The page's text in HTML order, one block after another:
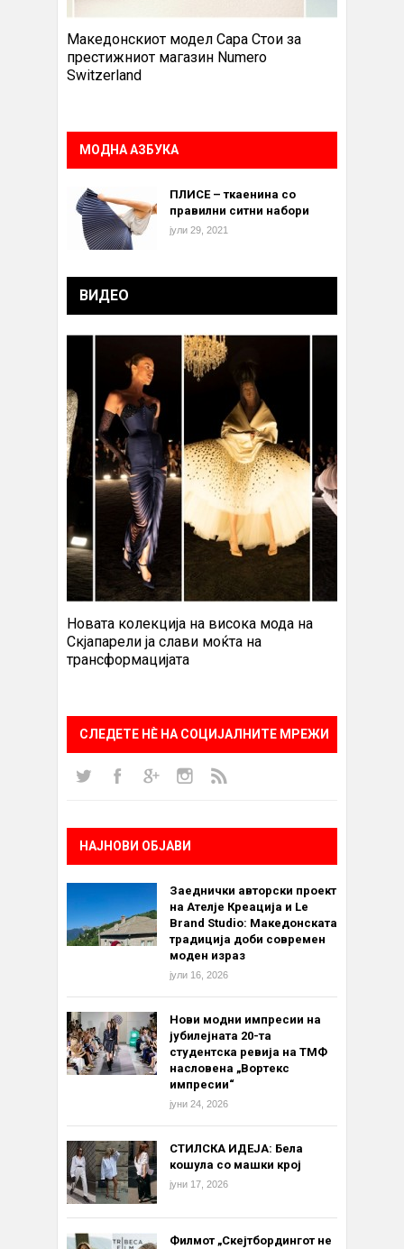
Македонскиот модел Сара Стои за
престижниот магазин Numero
Switzerland
МОДНА АЗБУКА
ПЛИСЕ – ткаенина со
правилни ситни набори
јули 29, 2021
ВИДЕО
Новата колекција на висока мода на
Скјапарели ја слави моќта на
трансформацијата
СЛЕДЕТЕ НÈ НА СОЦИЈАЛНИТЕ МРЕЖИ
НАЈНОВИ ОБЈАВИ
Заеднички авторски проект
на Ателје Креација и Le
Brand Studio: Македонската
традиција доби современ
моден израз
јули 16, 2026
Нови модни импресии на
јубилејната 20-та
студентска ревија на ТМФ
насловена „Вортекс
импресии“
јуни 24, 2026
СТИЛСКА ИДЕЈА: Бела
кошула со машки крој
јуни 17, 2026
Филмот „Скејтбордингот не